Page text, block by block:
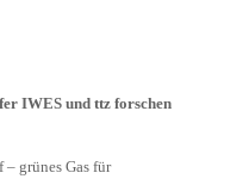
IWES und ttz forschen
– grünes Gas für